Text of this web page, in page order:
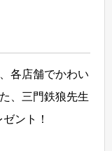
各店舗でかわい
、三門鉄狼先生
ント！